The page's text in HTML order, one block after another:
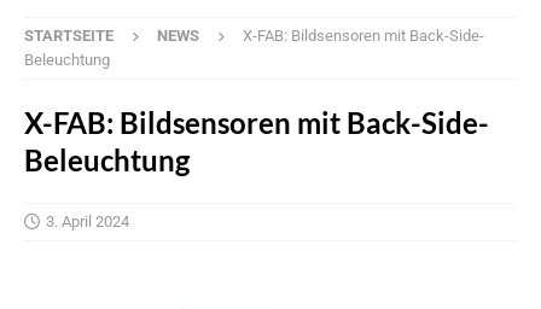
STARTSEITE NEWS
X-FAB: Bildsensoren mit Back-Side-
Beleuchtung
X-FAB: Bildsensoren mit Back-Side-
Beleuchtung
3. April 2024